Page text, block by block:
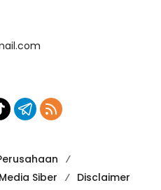
Siber Disclaimer